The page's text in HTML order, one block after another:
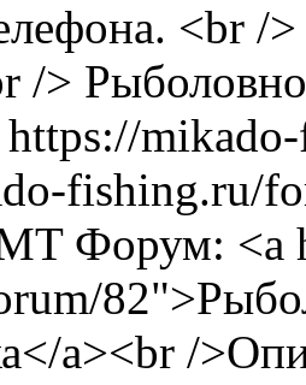
<br
/>
https://
fishing.ru/
Форум: <a
a><br /